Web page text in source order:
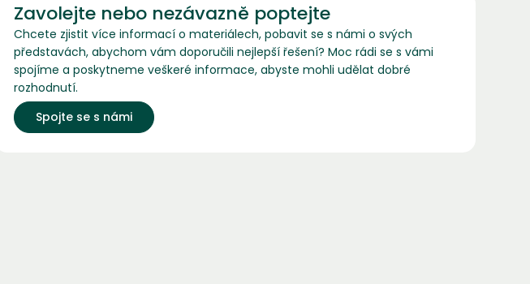
Zavolejte nebo nezávazně poptejte
Chcete zjistit více informací o materiálech, pobavit se s námi o svých
představách, abychom vám doporučili nejlepší řešení? Moc rádi se s vámi
spojíme a poskytneme veškeré informace, abyste mohli udělat dobré
rozhodnutí.
Spojte se s námi